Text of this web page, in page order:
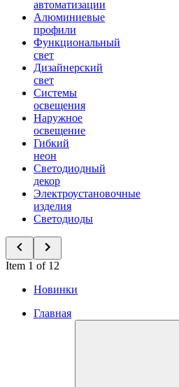
автоматизации
Алюминиевые
профили
Функциональный
свет
Дизайнерский
свет
Системы
освещения
Наружное
освещение
Гибкий
неон
Светодиодный
декор
Электроустановочные
изделия
Светодиоды
Item 1 of 12
Новинки
Главная